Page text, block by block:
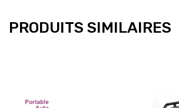
PRODUITS SIMILAIRES